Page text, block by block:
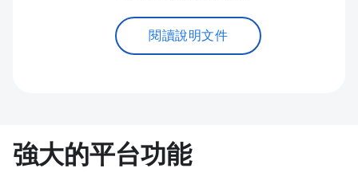
閱讀說明文件
強大的平台功能